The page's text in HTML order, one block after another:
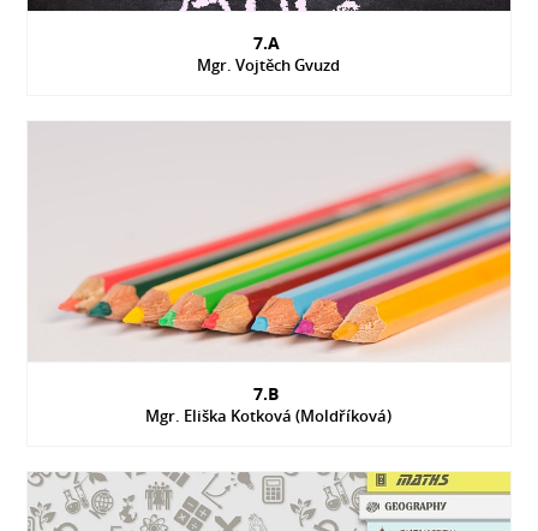
7.A
Mgr. Vojtěch Gvuzd
7.B
Mgr. Eliška Kotková (Moldříková)